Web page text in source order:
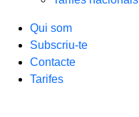
Qui som
Subscriu-te
Contacte
Tarifes